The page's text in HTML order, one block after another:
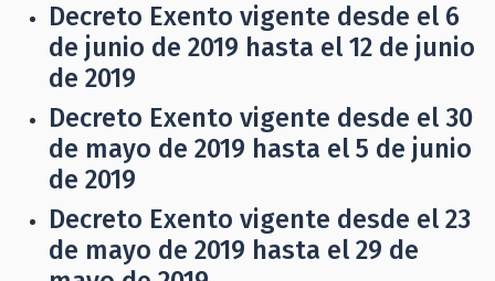
Decreto Exento vigente desde el 6
de junio de 2019 hasta el 12 de junio
de 2019
Decreto Exento vigente desde el 30
de mayo de 2019 hasta el 5 de junio
de 2019
Decreto Exento vigente desde el 23
de mayo de 2019 hasta el 29 de